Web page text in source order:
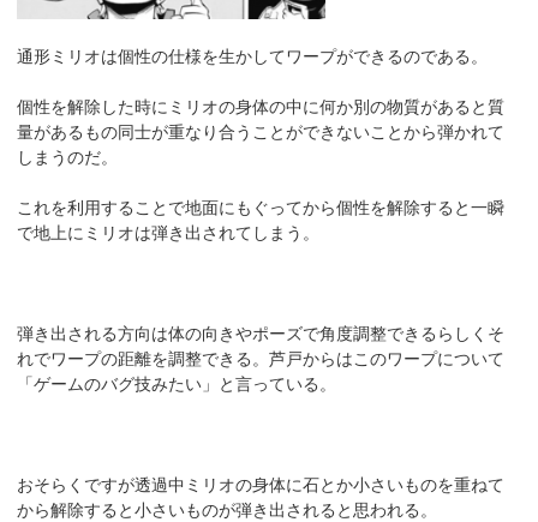
通形ミリオは個性の仕様を生かしてワープができるのである。
個性を解除した時にミリオの身体の中に何か別の物質があると質
量があるもの同士が重なり合うことができないことから弾かれて
しまうのだ。
これを利用することで地面にもぐってから個性を解除すると一瞬
で地上にミリオは弾き出されてしまう。
弾き出される方向は体の向きやポーズで角度調整できるらしくそ
れでワープの距離を調整できる。芦戸からはこのワープについて
「ゲームのバグ技みたい」と言っている。
おそらくですが透過中ミリオの身体に石とか小さいものを重ねて
から解除すると小さいものが弾き出されると思われる。